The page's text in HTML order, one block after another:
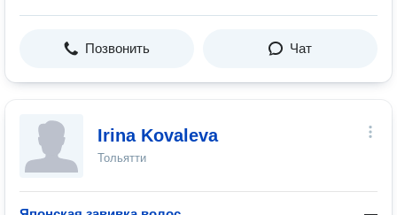
Позвонить Чат
Irina Kovaleva
Тольятти